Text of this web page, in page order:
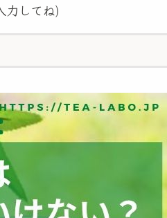
してね)